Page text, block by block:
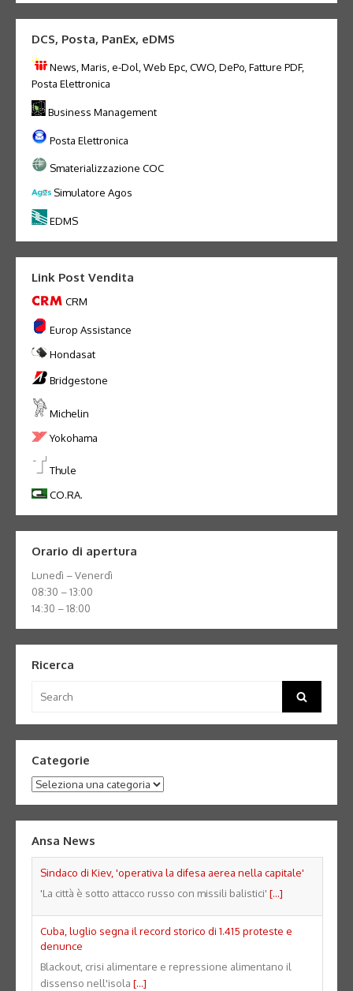
DCS, Posta, PanEx, eDMS
News, Maris, e-Dol, Web Epc, CWO, DePo, Fatture PDF,
Posta Elettronica
Business Management
Posta Elettronica
Smaterializzazione COC
Simulatore Agos
EDMS
Link Post Vendita
CRM
Europ Assistance
Hondasat
Bridgestone
Michelin
Yokohama
Thule
CO.RA.
Orario di apertura
Lunedì – Venerdì
08:30 – 13:00
14:30 – 18:00
Ricerca
for:
Search
Categorie
Categorie
Ansa News
Sindaco di Kiev, 'operativa la difesa aerea nella capitale'
'La città è sotto attacco russo con missili balistici' [...]
Cuba, luglio segna il record storico di 1.415 proteste e
denunce
Blackout, crisi alimentare e repressione alimentano il
dissenso nell'isola [...]